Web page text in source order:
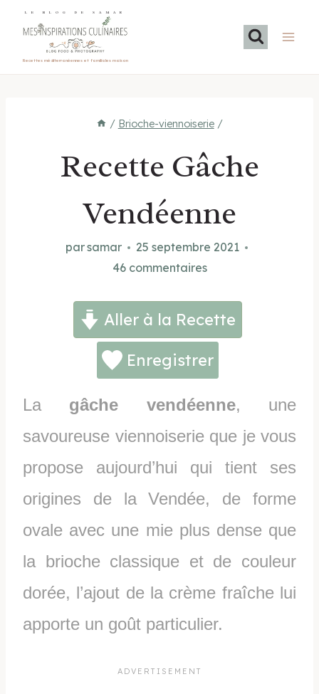
LE BLOG DE SAMAR
Recettes méditerranéennes et familiales maison
/ Brioche-viennoiserie /
Recette Gâche
Vendéenne
parsamar
25 septembre 2021
46 commentaires
Aller à la Recette
Enregistrer
La gâche vendéenne, une
savoureuse viennoiserie que je vous
propose aujourd’hui qui tient ses
origines de la Vendée, de forme
ovale avec une mie plus dense que
la brioche classique et de couleur
dorée, l’ajout de la crème fraîche lui
apporte un goût particulier.